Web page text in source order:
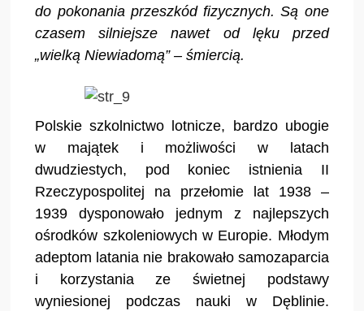
do pokonania przeszkód fizycznych. Są one
czasem silniejsze nawet od lęku przed
„wielką Niewiadomą” – śmiercią.
Polskie szkolnictwo lotnicze, bardzo ubogie
w majątek i możliwości w latach
dwudziestych, pod koniec istnienia II
Rzeczypospolitej na przełomie lat 1938 –
1939 dysponowało jednym z najlepszych
ośrodków szkoleniowych w Europie. Młodym
adeptom latania nie brakowało samozaparcia
i korzystania ze świetnej podstawy
wyniesionej podczas nauki w Dęblinie.